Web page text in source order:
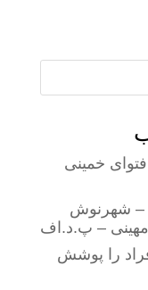
خمینی
– شهرنوش
– پ.د.اف
از افراد را پوشش